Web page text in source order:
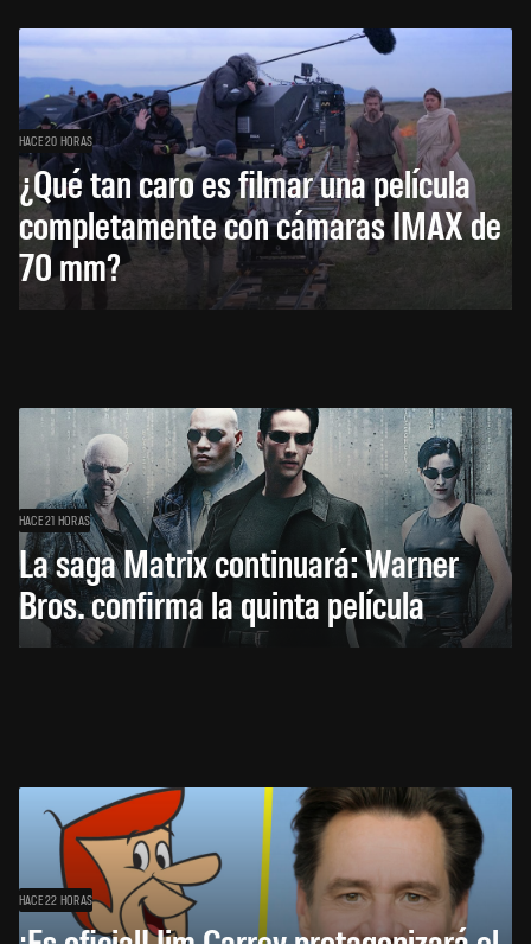
HACE 20 HORAS
¿Qué tan caro es filmar una película
completamente con cámaras IMAX de
70 mm?
HACE 21 HORAS
La saga Matrix continuará: Warner
Bros. confirma la quinta película
HACE 22 HORAS